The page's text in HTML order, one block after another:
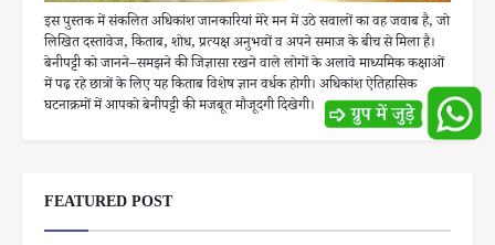
इस पुस्तक में संकलित अधिकांश जानकारियां मेरे मन में उठे सवालों का वह जवाब है, जो
लिखित दस्तावेज, किताब, शोध, प्रत्यक्ष अनुभवों व अपने समाज के बीच से मिला है।
बेनीपट्टी को जानने–समझने की जिज्ञासा रखने वाले लोगों के अलावे माध्यमिक कक्षाओं
में पढ़ रहे छात्रों के लिए यह किताब विशेष ज्ञान वर्धक होगी। अधिकांश ऐतिहासिक
घटनाक्रमों में आपको बेनीपट्टी की मजबूत मौजूदगी दिखेगी।
FEATURED POST